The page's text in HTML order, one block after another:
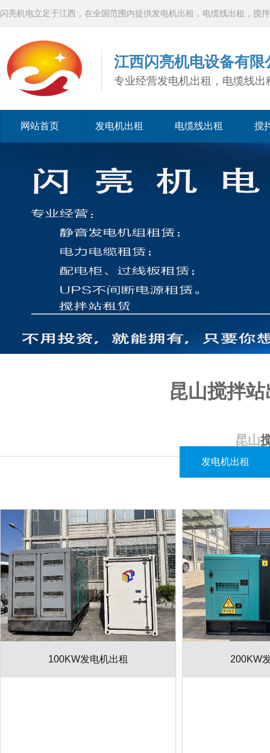
闪亮机电立足于江西，在全国范围内提供发电机出租，电缆线出租，搅
江西闪亮机电设备有限
专业经营发电机出租，电缆线
网站首页 发电机出租 电缆线出租 搅
昆山搅拌
昆山
在昆山地区，搅拌站的租赁方案基于客户的实际需求进行定制。我们提
对于价格评估，我们根据确定的配电方案和设备配
发电机出租
100KW发电机出租 200KW